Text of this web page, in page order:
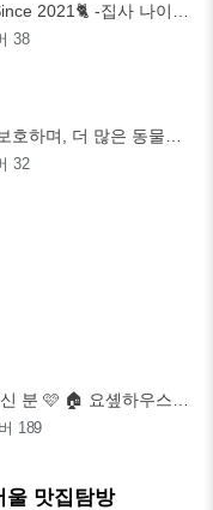
-집사 나이제
38
은 동물들
남기고자 많은 활동
32
하우스에
🏠 열정 가득
189
울 맛집탐방